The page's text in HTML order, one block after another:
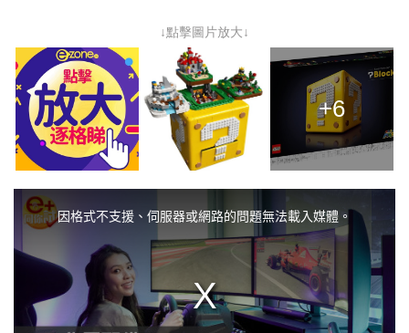
↓點擊圖片放大↓
+6
a
因格式不支援、伺服器或網路的問題無法載入媒體。